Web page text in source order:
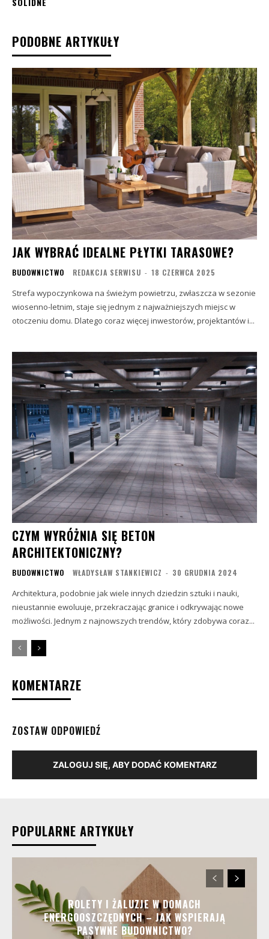
PODOBNE ARTYKUŁY
JAK WYBRAĆ IDEALNE PŁYTKI TARASOWE?
BUDOWNICTWO REDAKCJA SERWISU - 18 CZERWCA 2025
Strefa wypoczynkowa na świeżym powietrzu, zwłaszcza w sezonie
wiosenno-letnim, staje się jednym z najważniejszych miejsc w
otoczeniu domu. Dlatego coraz więcej inwestorów, projektantów i...
CZYM WYRÓŻNIA SIĘ BETON
ARCHITEKTONICZNY?
BUDOWNICTWO WŁADYSŁAW STANKIEWICZ - 30 GRUDNIA 2024
Architektura, podobnie jak wiele innych dziedzin sztuki i nauki,
nieustannie ewoluuje, przekraczając granice i odkrywając nowe
możliwości. Jednym z najnowszych trendów, który zdobywa coraz...
KOMENTARZE
ZOSTAW ODPOWIEDŹ
ZALOGUJ SIĘ, ABY DODAĆ KOMENTARZ
POPULARNE ARTYKUŁY
ROLETY I ŻALUZJE W DOMACH
ENERGOOSZCZĘDNYCH – JAK WSPIERAJĄ
PASYWNE BUDOWNICTWO?